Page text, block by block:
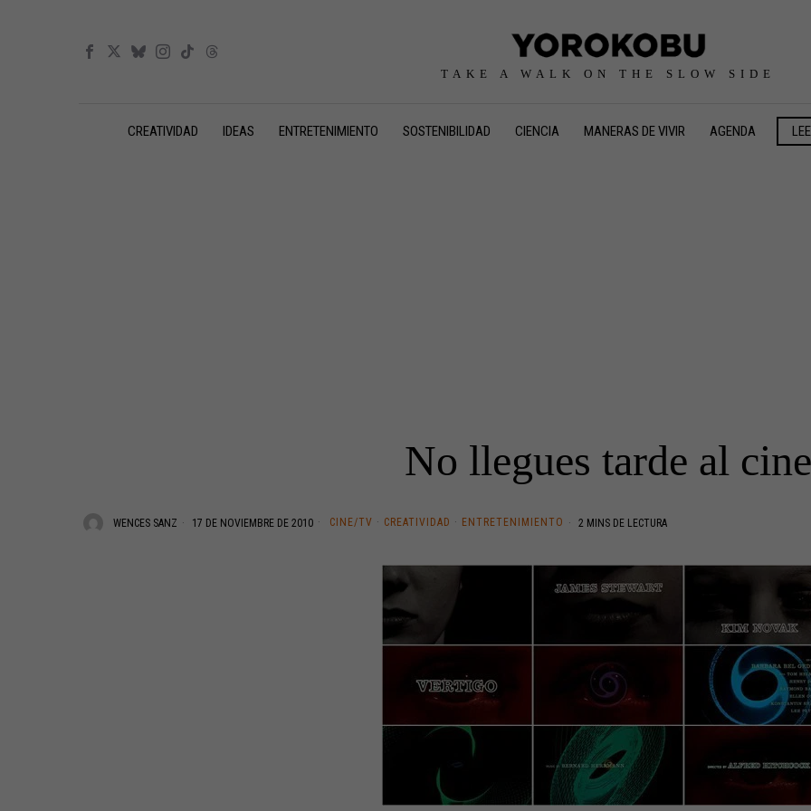
TAKE A WALK ON THE SLOW SIDE
CREATIVIDAD IDEAS ENTRETENIMIENTO SOSTENIBILIDAD CIENCIA MANERAS DE VIVIR AGENDA
No llegues tarde al cine
WENCES SANZ 17 DE NOVIEMBRE DE 2010 CINE/TV · CREATIVIDAD · ENTRETENIMIENTO 2 MINS DE LECTURA